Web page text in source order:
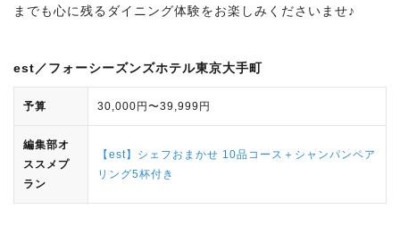
までも心に残るダイニング体験をお楽しみくださいませ♪
est／フォーシーズンズホテル東京大手町
予算 30,000円〜39,999円
編集部オ
ススメプ
ラン
【est】シェフおまかせ 10品コース＋シャンパンペア
リング5杯付き